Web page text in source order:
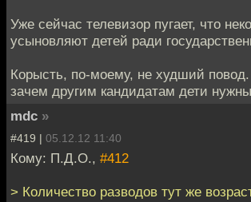
Уже сейчас телевизор пугает, что
усыновляют детей ради
Корысть, по-моему, не худший
зачем другим кандидатам дети
mdc »
#419 | 05.12.12 11:40
Кому: П.Д.О., #412
> Количество разводов тут же